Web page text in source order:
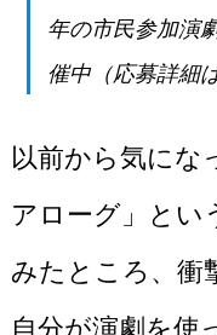
年の市民参加演
催中（応募詳細
以前から気にな
アローグ」とい
みたところ、衝
自分が演劇を使